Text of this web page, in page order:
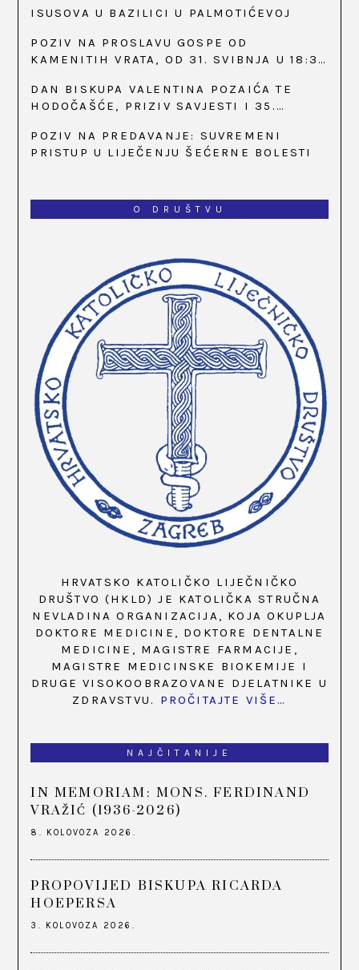
ISUSOVA U BAZILICI U PALMOTIĆEVOJ
POZIV NA PROSLAVU GOSPE OD
KAMENITIH VRATA, OD 31. SVIBNJA U 18:30
DAN BISKUPA VALENTINA POZAIĆA TE
HODOČAŠĆE, PRIZIV SAVJESTI I 35.
BISTRICI, OD 15. DO 17. SVIBNJA
POZIV NA PREDAVANJE: SUVREMENI
PRISTUP U LIJEČENJU ŠEĆERNE BOLESTI
O DRUŠTVU
HRVATSKO KATOLIČKO LIJEČNIČKO
DRUŠTVO (HKLD) JE KATOLIČKA STRUČNA
NEVLADINA ORGANIZACIJA, KOJA OKUPLJA
DOKTORE MEDICINE, DOKTORE DENTALNE
MEDICINE, MAGISTRE FARMACIJE,
MAGISTRE MEDICINSKE BIOKEMIJE I
DRUGE VISOKOOBRAZOVANE DJELATNIKE U
ZDRAVSTVU. PROČITAJTE VIŠE…
NAJČITANIJE
IN MEMORIAM: MONS. FERDINAND
VRAŽIĆ (1936-2026)
8. KOLOVOZA 2026.
PROPOVIJED BISKUPA RICARDA
HOEPERSA
3. KOLOVOZA 2026.